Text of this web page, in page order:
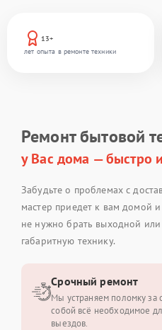
13+
лет опыта в ремонте техники
Ремонт бытовой
у Вас дома — быстро
Забудьте о проблемах с
мастер приедет к вам домой
не нужно брать выходной или
габаритную технику.
Срочный ремонт
Мы устраняем поломку за
собой всё необходимое
выездов.